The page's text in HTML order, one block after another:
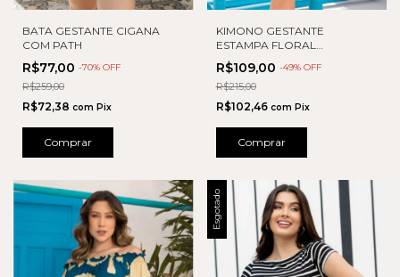
BATA GESTANTE CIGANA
COM PATH
R$77,00 -70% OFF
R$259,00
R$72,38 com Pix
Comprar
KIMONO GESTANTE
ESTAMPA FLORAL
FOLHAGEM
R$109,00 -49% OFF
R$215,00
R$102,46 com Pix
Comprar
Esgotado